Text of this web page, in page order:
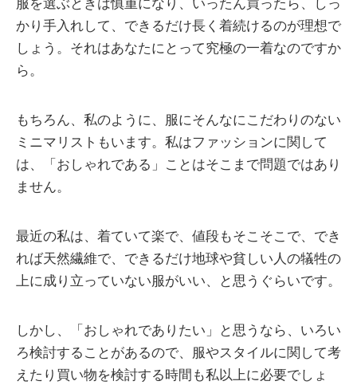
服を選ぶときは慎重になり、いったん買ったら、しっ
かり手入れして、できるだけ長く着続けるのが理想で
しょう。それはあなたにとって究極の一着なのですか
ら。
もちろん、私のように、服にそんなにこだわりのない
ミニマリストもいます。私はファッションに関して
は、「おしゃれである」ことはそこまで問題ではあり
ません。
最近の私は、着ていて楽で、値段もそこそこで、でき
れば天然繊維で、できるだけ地球や貧しい人の犠牲の
上に成り立っていない服がいい、と思うぐらいです。
しかし、「おしゃれでありたい」と思うなら、いろい
ろ検討することがあるので、服やスタイルに関して考
えたり買い物を検討する時間も私以上に必要でしょ